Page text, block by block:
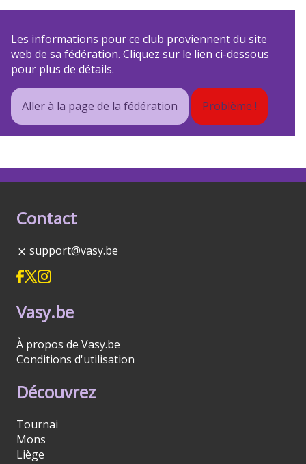
Les informations pour ce club proviennent du site
web de sa fédération. Cliquez sur le lien ci-dessous
pour plus de détails.
Aller à la page de la fédération Problème !
Contact
support@vasy.be
Vasy.be
À propos de Vasy.be
Conditions d'utilisation
Découvrez
Tournai
Mons
Liège